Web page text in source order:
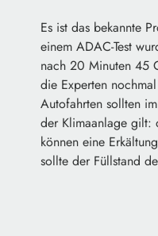
Es ist das bekannte
einem ADAC-Test
nach 20 Minuten 45
die Experten
Autofahrten sollten
der Klimaanlage gilt:
können eine
sollte der Füllstand